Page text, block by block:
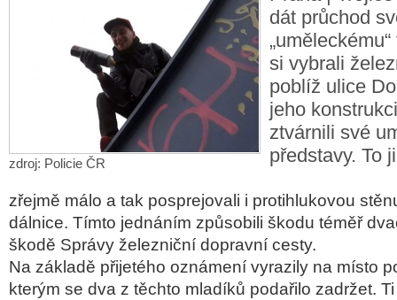
zdroj: Policie ČR
dát průchod
si vybrali
poblíž ulice
jeho
ztvárnili své
představy. To
zřejmě málo a tak posprejovali i protihlukovou
dálnice. Tímto jednáním způsobili škodu téměř
škodě Správy železniční dopravní cesty.
Na základě přijetého oznámení vyrazily na místo
kterým se dva z těchto mladíků podařilo zadržet.